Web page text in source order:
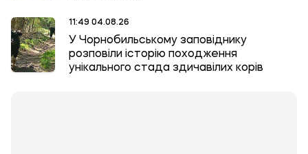
11:49 04.08.26
У Чорнобильському заповіднику
розповіли історію походження
унікального стада здичавілих корів